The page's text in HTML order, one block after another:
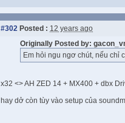
#302 Posted : 12 years ago
Originally Posted by:
Em hỏi ngu ngơ chút, nếu chỉ
x32 <> AH ZED 14 + MX400 + dbx
hay dở còn tùy vào setup của